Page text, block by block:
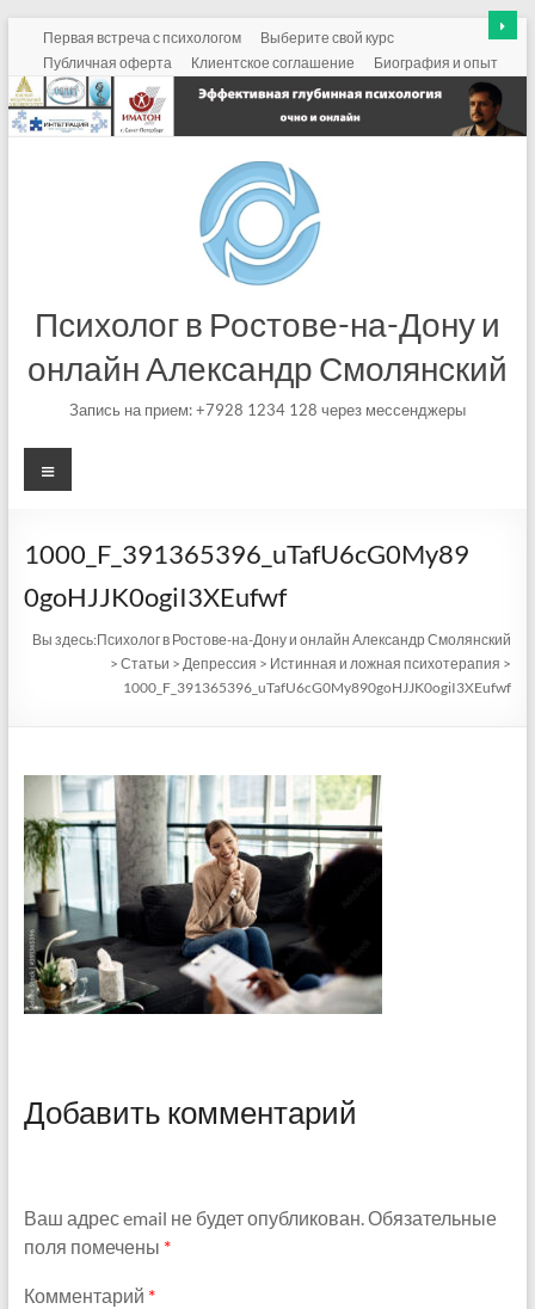
Перейти
содержимому
Первая встреча с психологом
Выберите свой курс
Публичная оферта
Клиентское соглашение Биография и опыт
Психолог в Ростове-на-Дону и
онлайн Александр Смолянский
Запись на прием: +7928 1234 128 через мессенджеры
Меню
1000_F_391365396_uTafU6cG0My89
0goHJJK0ogiI3XEufwf
Вы здесь:Психолог в Ростове-на-Дону и онлайн Александр Смолянский
>Статьи >Депрессия > Истинная и ложная психотерапия >
1000_F_391365396_uTafU6cG0My890goHJJK0ogiI3XEufwf
Добавить комментарий
Ваш адрес email не будет опубликован. Обязательные
поля помечены *
Комментарий *